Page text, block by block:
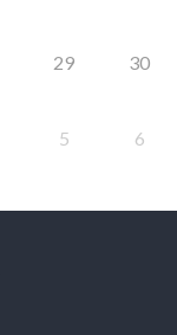
29 30
5 6